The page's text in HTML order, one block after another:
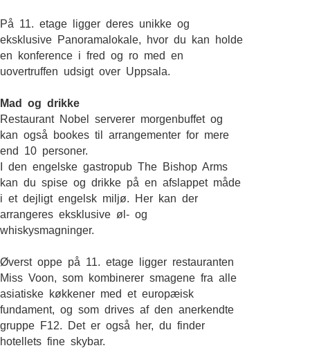
På 11. etage ligger deres unikke og
eksklusive Panoramalokale, hvor du kan holde
en konference i fred og ro med en
uovertruffen udsigt over Uppsala.
Mad og drikke
Restaurant Nobel serverer morgenbuffet og
kan også bookes til arrangementer for mere
end 10 personer.
I den engelske gastropub The Bishop Arms
kan du spise og drikke på en afslappet måde
i et dejligt engelsk miljø. Her kan der
arrangeres eksklusive øl- og
whiskysmagninger.
Øverst oppe på 11. etage ligger restauranten
Miss Voon, som kombinerer smagene fra alle
asiatiske køkkener med et europæisk
fundament, og som drives af den anerkendte
gruppe F12. Det er også her, du finder
hotellets fine skybar.